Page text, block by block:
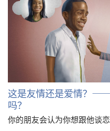
这是友情还是爱情？
吗？
你的朋友会认为你想跟他谈